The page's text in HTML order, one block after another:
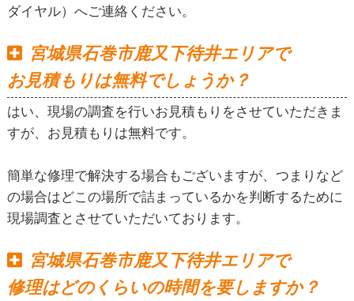
ダイヤル）へご連絡ください。
宮城県石巻市鹿又下待井エリアで
お見積もりは無料でしょうか？
はい、現場の調査を行いお見積もりをさせていただきま
すが、お見積もりは無料です。
簡単な修理で解決する場合もございますが、つまりなど
の場合はどこの場所で詰まっているかを判断するために
現場調査とさせていただいております。
宮城県石巻市鹿又下待井エリアで
修理はどのくらいの時間を要しますか？